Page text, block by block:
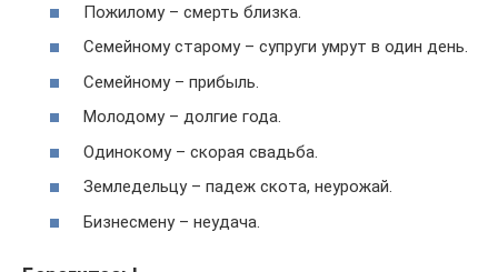
Пожилому – смерть близка.
Семейному старому – супруги умрут в один день.
Семейному – прибыль.
Молодому – долгие года.
Одинокому – скорая свадьба.
Земледельцу – падеж скота, неурожай.
Бизнесмену – неудача.